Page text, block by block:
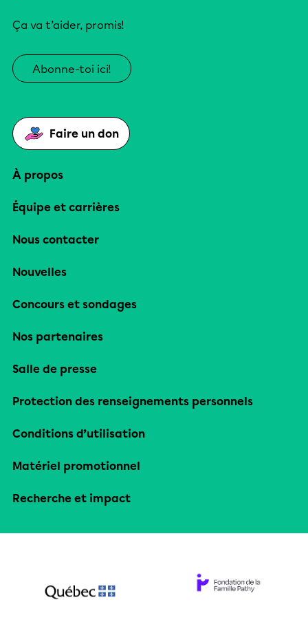
Ça va t’aider, promis!
Abonne-toi ici!
Faire un don
À propos
Équipe et carrières
Nous contacter
Nouvelles
Concours et sondages
Nos partenaires
Salle de presse
Protection des renseignements personnels
Conditions d’utilisation
Matériel promotionnel
Recherche et impact